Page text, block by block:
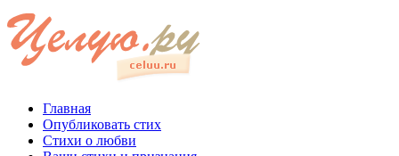
Главная
Опубликовать стих
Стихи о любви